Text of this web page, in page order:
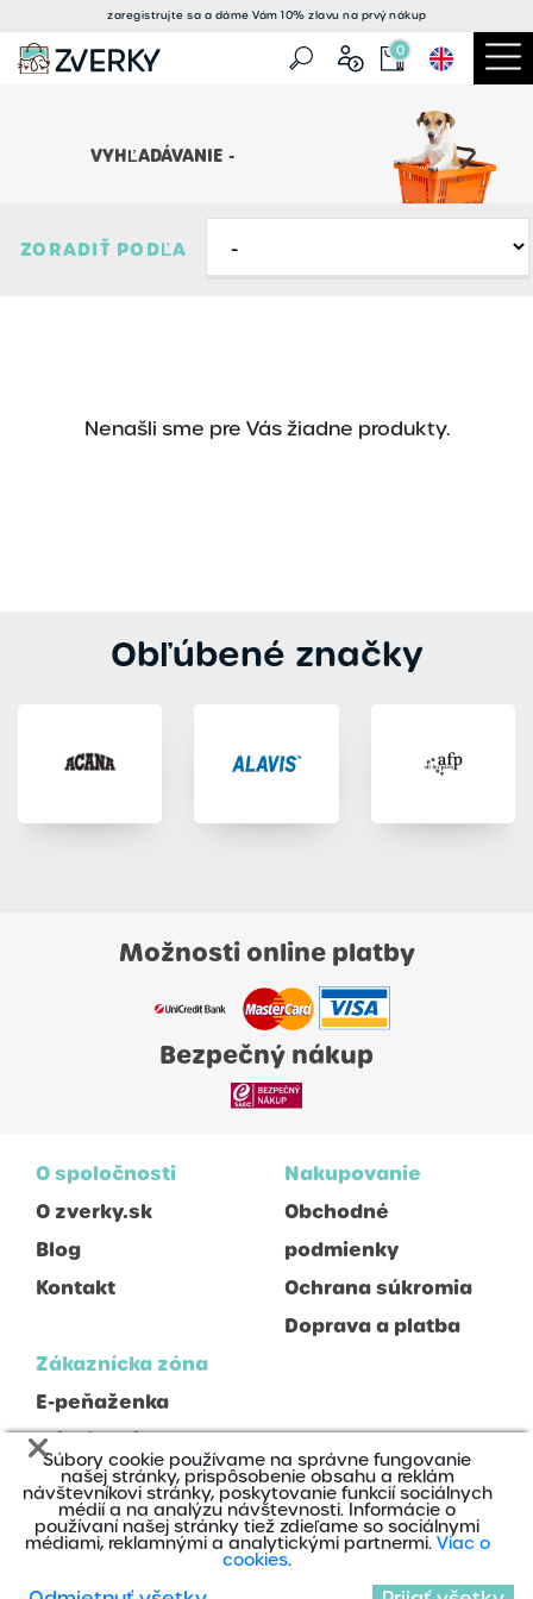
zaregistrujte sa a dáme Vám 10% zlavu na prvý nákup
0
VYHĽADÁVANIE -
ZORADIŤ PODĽA
Nenašli sme pre Vás žiadne produkty.
Obľúbené značky
Možnosti online platby
Bezpečný nákup
O spoločnosti
O zverky.sk
Blog
Kontakt
Nakupovanie
Obchodné
podmienky
Ochrana súkromia
Doprava a platba
Zákaznícka zóna
E-peňaženka
Prihlásenie
Registrácia
Súbory cookie používame na správne fungovanie
našej stránky, prispôsobenie obsahu a reklám
návštevníkovi stránky, poskytovanie funkcií sociálnych
médií a na analýzu návštevnosti. Informácie o
používaní našej stránky tiež zdieľame so sociálnymi
médiami, reklamnými a analytickými partnermi. Viac o
cookies.